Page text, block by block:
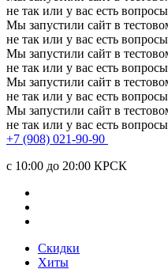
не так или у вас есть
Мы запустили сайт в
не так или у вас есть
Мы запустили сайт в
не так или у вас есть
Мы запустили сайт в
не так или у вас есть
Мы запустили сайт в
не так или у вас есть
+7 (908) 021-90-90
c 10:00 до 20:00 КРСК
Скидки
Хиты